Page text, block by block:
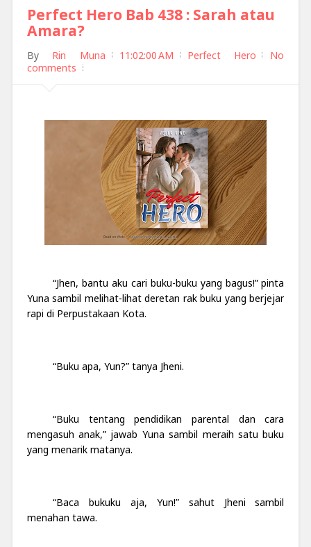
Perfect Hero Bab 438 : Sarah atau
Amara?
By Rin Muna 11:02:00 AM Perfect Hero
No
comments
“Jhen, bantu aku cari buku-buku yang bagus!” pinta
Yuna sambil melihat-lihat deretan rak buku yang berjejar
rapi di Perpustakaan Kota.
“Buku apa, Yun?” tanya Jheni.
“Buku tentang pendidikan parental dan cara
mengasuh anak,” jawab Yuna sambil meraih satu buku
yang menarik matanya.
“Baca bukuku aja, Yun!” sahut Jheni sambil
menahan tawa.